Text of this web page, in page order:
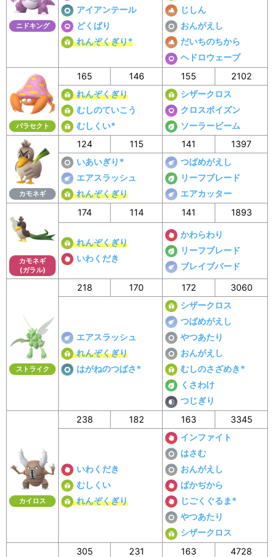
ニドキング
アイアンテール
どくばり
れんぞくぎり*
じしん
おんがえし
だいちのちから
ヘドロウェーブ
パラセクト
165 146 155
2102
れんぞくぎり
むしのていこう
むしくい*
シザークロス
クロスポイズン
ソーラービーム
カモネギ
124 115 141
1397
いあいぎり*
エアスラッシュ
れんぞくぎり
つばめがえし
リーフブレード
エアカッター
カモネギ
(ガラル)
174 114 141 1893
れんぞくぎり
いわくだき
かわらわり
リーフブレード
ブレイブバード
ストライク
218 170 172 3060
エアスラッシュ
れんぞくぎり
はがねのつばさ*
シザークロス
つばめがえし
やつあたり
おんがえし
むしのさざめき*
くさわけ
つじぎり
カイロス
238 182 163 3345
いわくだき
むしくい
れんぞくぎり
インファイト
はさむ
おんがえし
ばかぢから
じごくぐるま*
やつあたり
シザークロス
305 231 163 4728